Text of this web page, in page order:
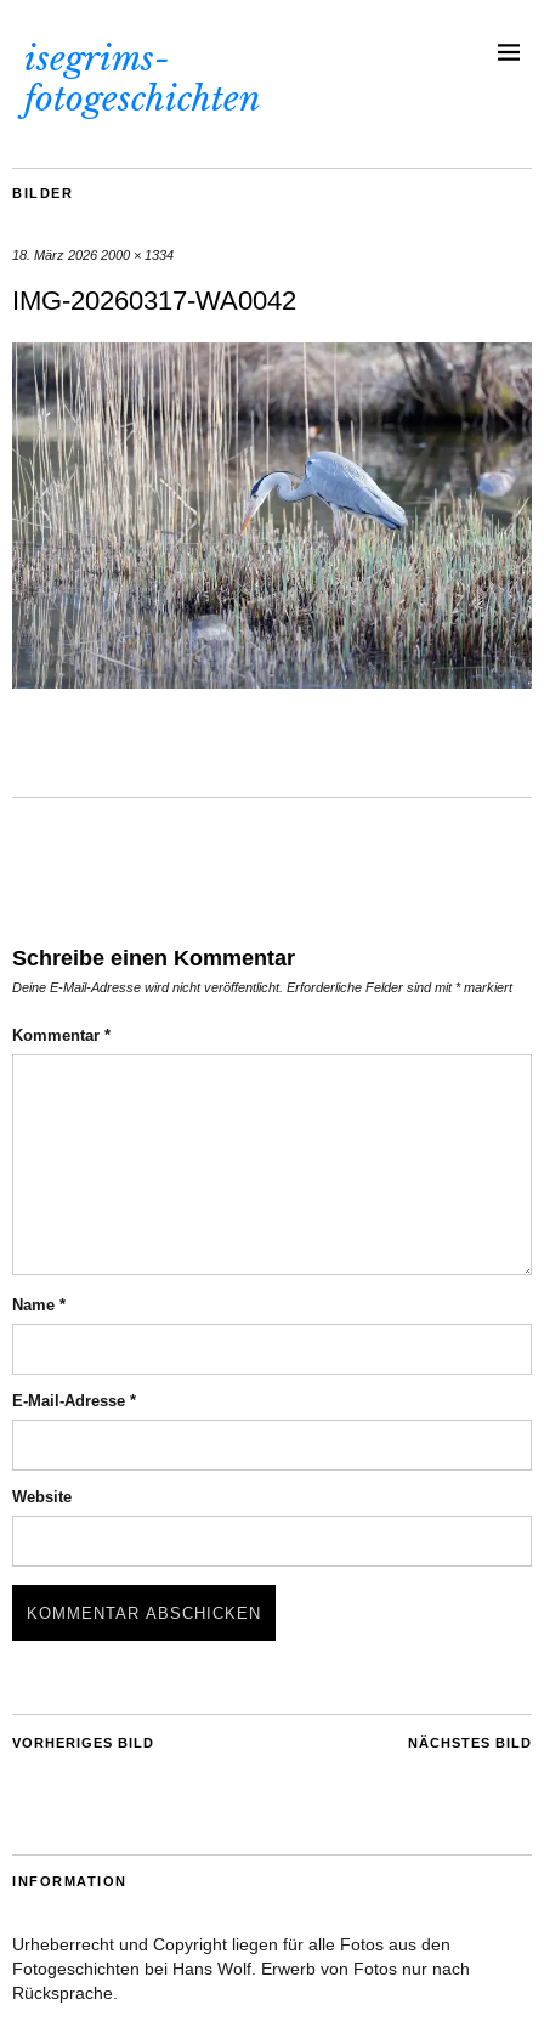
isegrims-
fotogeschichten
BILDER
18. März 2026 2000 × 1334
IMG-20260317-WA0042
Schreibe einen Kommentar
Deine E-Mail-Adresse wird nicht veröffentlicht. Erforderliche Felder sind mit*markiert
Kommentar *
Name *
E-Mail-Adresse *
Website
NÄCHSTES BILD
VORHERIGES BILD
INFORMATION
Urheberrecht und Copyright liegen für alle Fotos aus den
Fotogeschichten bei Hans Wolf. Erwerb von Fotos nur nach
Rücksprache.